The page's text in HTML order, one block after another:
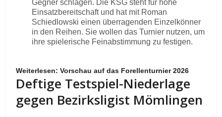
Gegner schlagen. Die KSG steht für hohe
Einsatzbereitschaft und hat mit Roman
Schiedlowski einen überragenden Einzelkönner
in den Reihen. Sie wollen das Turnier nutzen, um
ihre spielerische Feinabstimmung zu festigen.
Weiterlesen: Vorschau auf das Forellenturnier 2026
Deftige Testspiel-Niederlage
gegen Bezirksligist Mömlingen